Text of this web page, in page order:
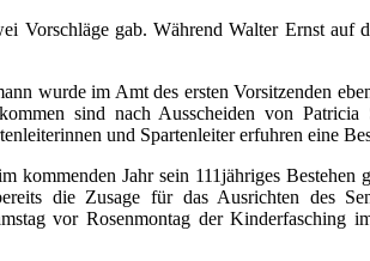
Vorschläge gab. Während Walter Ernst
wurde im Amt des ersten Vorsitzenden
sind nach Ausscheiden von
und Spartenleiter erfuhren eine
Jahr sein 111jähriges
die Zusage für das Ausrichten des
vor Rosenmontag der